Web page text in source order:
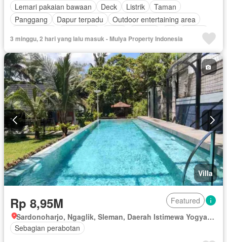
Lemari pakaian bawaan
Deck Listrik
Taman
Panggang
Dapur terpadu
Outdoor entertaining area
Balkon
Fully fenced
Sebagian perabotan
3 minggu, 2 hari yang lalu masuk - Mulya Property Indonesia
Villa
Rp 8,95M
Featured
Sardonoharjo, Ngaglik, Sleman, Daerah Istimewa Yogyakarta
Sebagian perabotan